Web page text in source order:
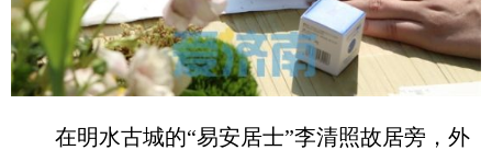
在明水古城的“易安居士”李清照故居旁，外